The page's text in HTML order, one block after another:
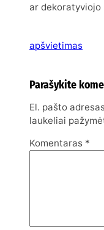
ar dekoratyviojo
apšvietimas
Parašykite
El. pašto
laukeliai
Komentaras *